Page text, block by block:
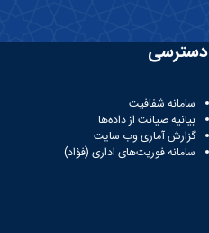
دسترسی
سامانه شفافیت
بیانیه صیانت از داده‌ها
گزارش آماری وب‌ سایت
سامانه فوریت‌های اداری (فؤاد)